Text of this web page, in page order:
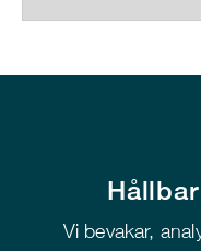
Vi bevakar,